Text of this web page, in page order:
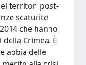
territori post-
scaturite
che hanno
Crimea. È
abbia delle